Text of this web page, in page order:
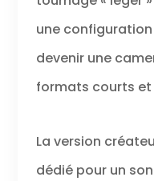
une
devenir une
formats courts et
La version
dédié pour un